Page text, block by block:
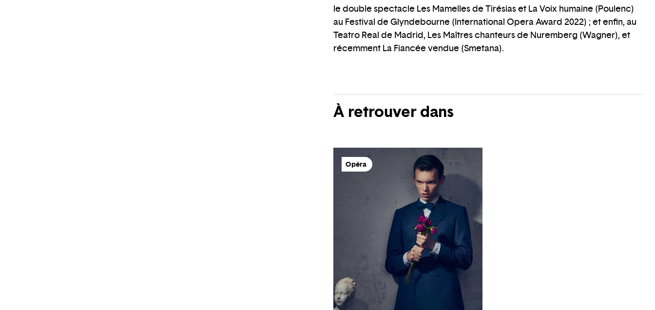
le double spectacle Les Mamelles de Tirésias et La Voix humaine (Poulenc)
au Festival de Glyndebourne (International Opera Award 2022) ; et enfin, au
Teatro Real de Madrid, Les Maîtres chanteurs de Nuremberg (Wagner), et
récemment La Fiancée vendue (Smetana).
À retrouver dans
Opéra